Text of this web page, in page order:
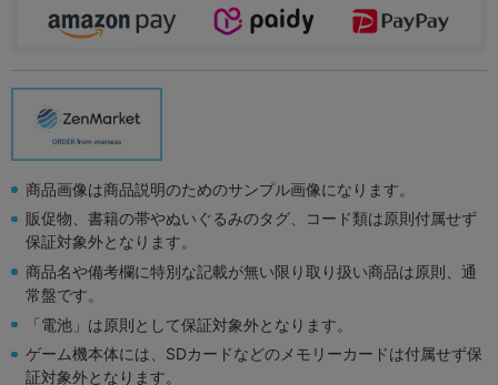
商品画像は商品説明のためのサンプル画像になります。
販促物、書籍の帯やぬいぐるみのタグ、コード類は原則付属せず
保証対象外となります。
商品名や備考欄に特別な記載が無い限り取り扱い商品は原則、通
常盤です。
「電池」は原則として保証対象外となります。
ゲーム機本体には、SDカードなどのメモリーカードは付属せず保
証対象外となります。